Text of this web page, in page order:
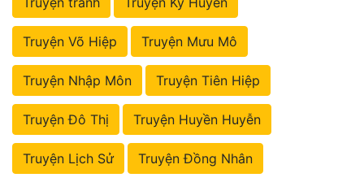
Truyện Võ Hiệp Truyện Mưu Mô
Truyện Nhập Môn Truyện Tiên Hiệp
Truyện Đô Thị Truyện Huyền Huyễn
Truyện Lịch Sử Truyện Đồng Nhân